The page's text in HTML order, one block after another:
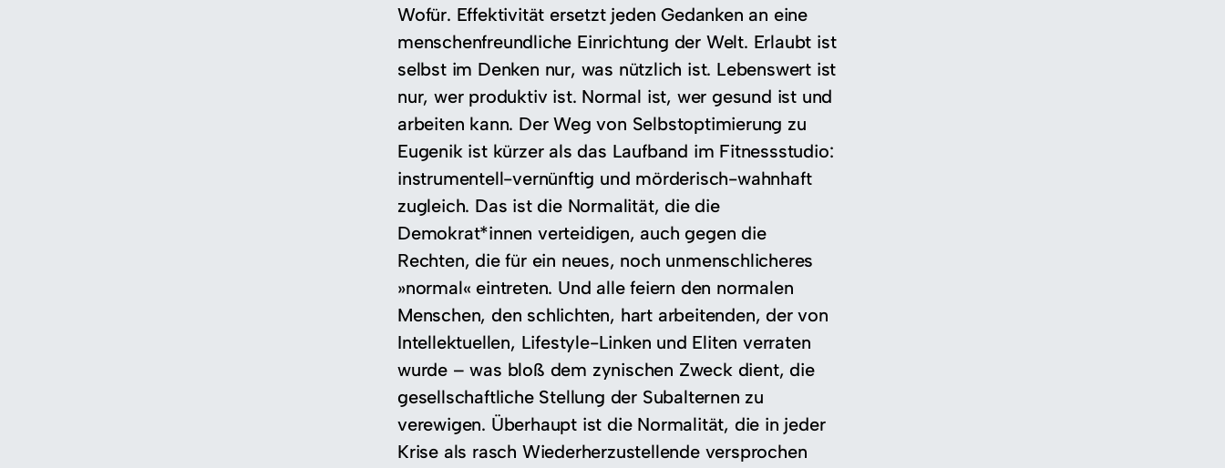
Wofür. Effektivität ersetzt jeden Gedanken an eine
menschenfreundliche Einrichtung der Welt. Erlaubt ist
selbst im Denken nur, was nützlich ist. Lebenswert ist
nur, wer produktiv ist. Normal ist, wer gesund ist und
arbeiten kann. Der Weg von Selbstoptimierung zu
Eugenik ist kürzer als das Laufband im Fitnessstudio:
instrumentell-vernünftig und mörderisch-wahnhaft
zugleich. Das ist die Normalität, die die
Demokrat*innen verteidigen, auch gegen die
Rechten, die für ein neues, noch unmenschlicheres
»normal« eintreten. Und alle feiern den normalen
Menschen, den schlichten, hart arbeitenden, der von
Intellektuellen, Lifestyle-Linken und Eliten verraten
wurde – was bloß dem zynischen Zweck dient, die
gesellschaftliche Stellung der Subalternen zu
verewigen. Überhaupt ist die Normalität, die in jeder
Krise als rasch Wiederherzustellende versprochen